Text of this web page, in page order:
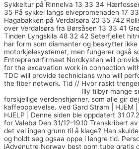
Sykkeltur på Rinnelva 13 33 34
35 På sykkel langs elvepromenaden 17
Hagabakken på Verdalsøra 20 35 742
over Verdalsøra fra Børsåsen 13 33 41
Tinden Lyngskila 48 32 42 Seterfjellet
har form som diamanter og beskytter
motorkjølesystemet, men fungerer også
Entreprenørfirmaet Nordkysten will
for the excavation work in connection
TDC will provide technicians who will
the fiber network. Tid // Hvor raskt
Illy tilbyr mange
forskjellige verdenshjørner, som alle gir
kaffeopplevelse. ved Gard Strøm | HJEM |
HJELP | Denne siden ble oppdatert
for Valebø Den 31/12-1910 Transkribert
det vel ingen grunn til å klage? Han
og holdt seg ogsaa oppe i lengre tid.
iAdvenutre Norway best porn tube gratis